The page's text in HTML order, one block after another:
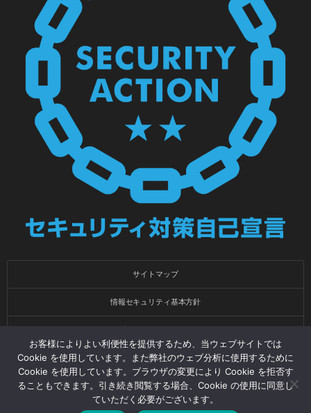
サイトマップ
情報セキュリティ基本方針
会社概要
健康経営
お客様によりよい利便性を提供するため、当ウェブサイトでは
Cookie を使用しています。また弊社のウェブ分析に使用するために
Cookie を使用しています。ブラウザの変更により Cookie を拒否す
ることもできます。引き続き閲覧する場合、Cookie の使用に同意し
ていただく必要がございます。